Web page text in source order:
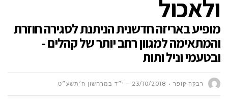
ולאכול
מופיע באריזה חדשנית הניתנת לסגירה חוזרת
והמתאימה למגוון רחב יותר של קהלים -
ובטעמי וניל ותות
רבקה קופר 23/10/2018 – י״ד במרחשון ה׳תשע״ט